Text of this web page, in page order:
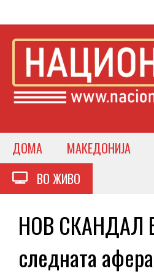
ДОМА МАКЕДОНИЈА
ВО ЖИВО
НОВ СКАНДАЛ
следната